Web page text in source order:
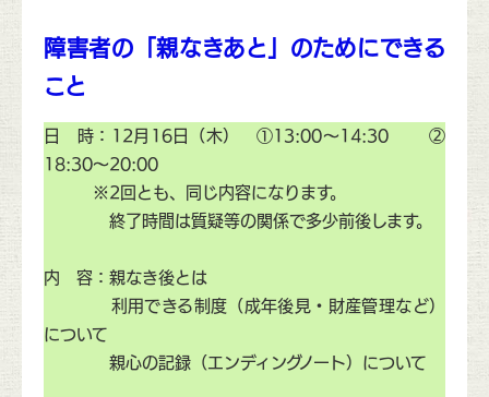
障害者の「親なきあと」のためにできる
こと
日 時：12月16日（木） ①13:00～14:30 ②
18:30～20:00
※2回とも、同じ内容になります。
終了時間は質疑等の関係で多少前後します。
内 容：親なき後とは
利用できる制度（成年後見・財産管理など）
について
親心の記録（エンディングノート）について